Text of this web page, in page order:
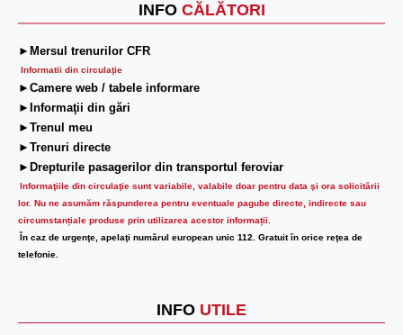
INFO CĂLĂTORI
►Mersul trenurilor CFR
Informatii din circulaţie
►Camere web / tabele informare
►Informaţii din gări
►Trenul meu
►Trenuri directe
►Drepturile pasagerilor din transportul feroviar
Informaţiile din circulaţie sunt variabile, valabile doar pentru data şi ora solicitării
lor. Nu ne asumăm răspunderea pentru eventuale pagube directe, indirecte sau
circumstanțiale produse prin utilizarea acestor informații.
În caz de urgenţe, apelaţi numărul european unic 112. Gratuit în orice reţea de
telefonie.
INFO UTILE